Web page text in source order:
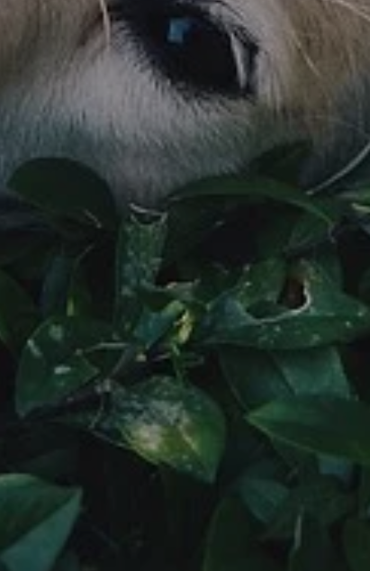
A PARKOVÁNÍ
PETICE, VÝZVY, HLASOVÁNÍ, SOUTĚŽE
POZVÁNKY
PRAHA UDRŽITELNÁ